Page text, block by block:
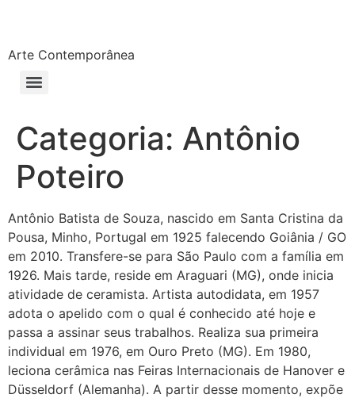
Arte Contemporânea
Categoria: Antônio
Poteiro
Antônio Batista de Souza, nascido em Santa Cristina da
Pousa, Minho, Portugal em 1925 falecendo Goiânia / GO
em 2010. Transfere-se para São Paulo com a família em
1926. Mais tarde, reside em Araguari (MG), onde inicia
atividade de ceramista. Artista autodidata, em 1957
adota o apelido com o qual é conhecido até hoje e
passa a assinar seus trabalhos. Realiza sua primeira
individual em 1976, em Ouro Preto (MG). Em 1980,
leciona cerâmica nas Feiras Internacionais de Hanover e
Düsseldorf (Alemanha). A partir desse momento, expõe